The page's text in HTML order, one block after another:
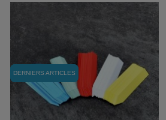
DERNIERS ARTICLES
DERNIERS ARTICLES